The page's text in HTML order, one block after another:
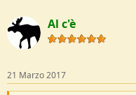
c
t
i
o
s
:
Al c'è
21 Marzo 2017